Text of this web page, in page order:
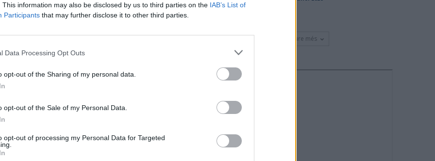
This information may also be disclosed by us to third parties on the IAB’s List of
Participants that may further disclose it to other third parties.
Data Processing Opt Outs
opt-out of the Sharing of my personal data.
opt-out of the Sale of my Personal Data.
opt-out of processing my Personal Data for Targeted
«Handbol al carrer»
Veure més